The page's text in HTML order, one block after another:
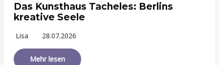
Das Kunsthaus Tacheles: Berlins
kreative Seele
Lisa 28.07.2026
Mehr lesen